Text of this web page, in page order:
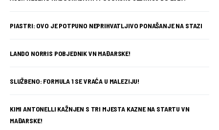
PIASTRI: OVO JE POTPUNO NEPRIHVATLJIVO PONAŠANJE NA STAZI
LANDO NORRIS POBJEDNIK VN MAĐARSKE!
SLUŽBENO: FORMULA 1 SE VRAĆA U MALEZIJU!
KIMI ANTONELLI KAŽNJEN S TRI MJESTA KAZNE NA STARTU VN
MAĐARSKE!